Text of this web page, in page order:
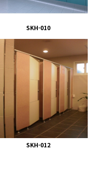
SKH-010
SKH-012